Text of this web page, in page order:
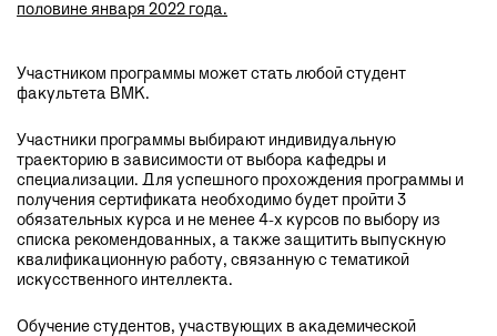
половине января 2022 года.
Участником программы может стать любой студент
факультета ВМК.
Участники программы выбирают индивидуальную
траекторию в зависимости от выбора кафедры и
специализации. Для успешного прохождения программы и
получения сертификата необходимо будет пройти 3
обязательных курса и не менее 4-х курсов по выбору из
списка рекомендованных, а также защитить выпускную
квалификационную работу, связанную с тематикой
искусственного интеллекта.
Обучение студентов, участвующих в академической